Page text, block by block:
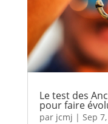
Le test des
pour faire
par jcmj | Sep